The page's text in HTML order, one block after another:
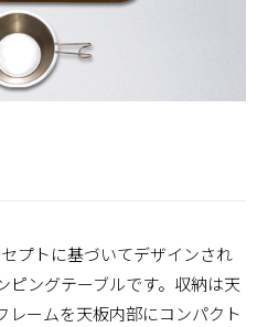
プトに基づいてデザインされ
ピングテーブルです。収納は天
レームを天板内部にコンパクト